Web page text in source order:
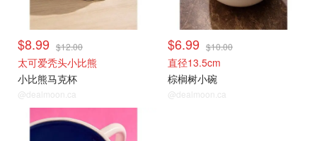
$8.99 $12.00
太可爱秃头小比熊
小比熊马克杯
@dealmoon.ca
$6.99 $10.00
直径13.5cm
棕榈树小碗
@dealmoon.ca